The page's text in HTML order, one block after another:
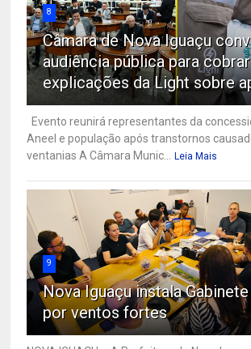
8
Câmara de Nova Iguaçu
audiência pública para cobrar
explicações da Light sobre
Evento reunirá representantes da
Aneel e população após transtornos
ventanias A Câmara Munic... Leia Mais
9
Nova Iguaçu instala
por ventos fortes